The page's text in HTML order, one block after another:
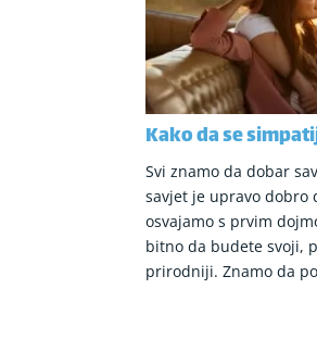
Kako da se
Svi znamo da dobar
savjet je upravo dobro
osvajamo s prvim
bitno da budete svoji,
prirodniji. Znamo da po